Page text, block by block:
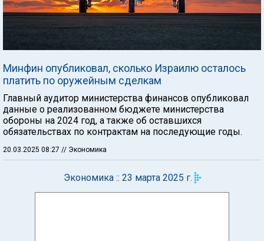
Минфин опубликовал, сколько Израилю осталось
платить по оружейным сделкам
Главный аудитор министерства финансов опубликовал
данные о реализованном бюджете министерства
обороны на 2024 год, а также об оставшихся
обязательствах по контрактам на последующие годы.
20.03.2025 08:27 // Экономика
Экономика :: 23 марта 2025 г.